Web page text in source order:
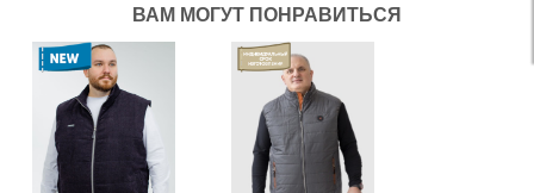
ВАМ МОГУТ ПОНРАВИТЬСЯ